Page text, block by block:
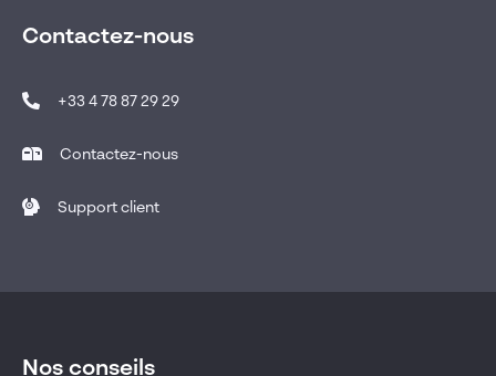
Contactez-nous
+33 4 78 87 29 29
Contactez-nous
Support client
Nos conseils